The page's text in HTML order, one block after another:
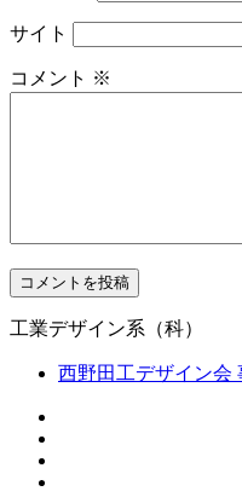
サイト
コメント ※
工業デザイン系（科）
西野田工デザイン会